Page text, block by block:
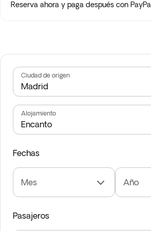
Reserva ahora y paga después con PayPal.
Ciudad de origen
Alojamiento
Fechas
Mes Año
Pasajeros